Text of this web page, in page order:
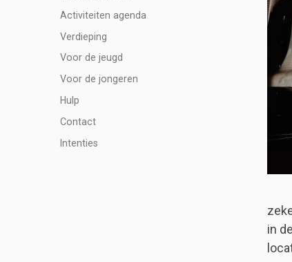
in
Activiteiten agenda
Verdieping
Voor de jeugd
Voor de jongeren
Hulp
Contact
Intenties